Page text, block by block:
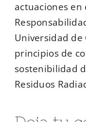
actuaciones
Universidad de
principios de
sostenibilidad
Residuos